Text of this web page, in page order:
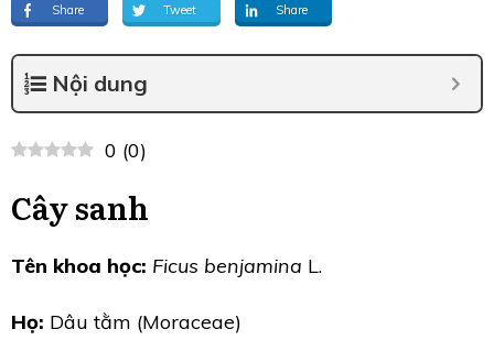
Share Tweet Share
Nội dung
0 (0)
Cây sanh
Tên khoa học: Ficus benjamina L.
Họ: Dâu tằm (Moraceae)